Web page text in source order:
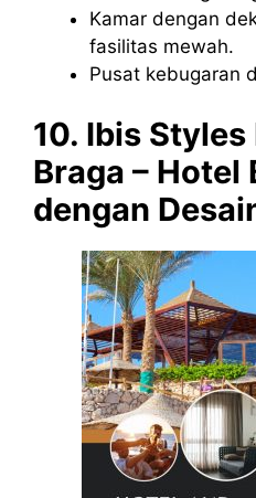
Kamar dengan
fasilitas mewah.
Pusat kebugaran
10. Ibis
Braga – Hotel
dengan